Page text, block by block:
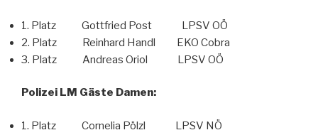
1. Platz Gottfried Post LPSV OÖ
2. Platz Reinhard Handl EKO Cobra
3. Platz Andreas Oriol LPSV OÖ
Polizei LM Gäste Damen:
1. Platz Cornelia Pölzl LPSV NÖ